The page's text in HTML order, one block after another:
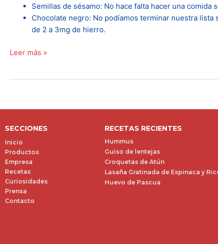
Semillas de sésamo: No hace falta hacer una
Chocolate negro: No podíamos terminar nuestra
de 2 a 3mg de hierro.
Leer más »
SECCIONES
Inicio
Productos
Empresa
Recetas
Curiosidades
Prensa
Contacto
RECETAS RECIENTES
Hummus
Guiso de lentejas
Croquetas de Atún
Lasaña Gratinada de Espinaca y
Huevo de Pascua